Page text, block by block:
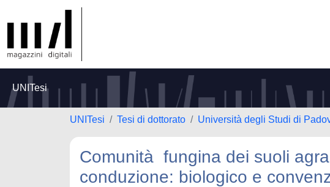
UNITesi
UNITesi Tesi di dottorato Università degli Studi di
Comunità fungina dei suoli
conduzione: biologico e